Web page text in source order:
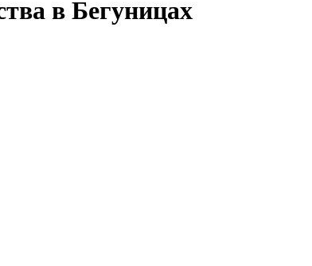
в Бегуницах